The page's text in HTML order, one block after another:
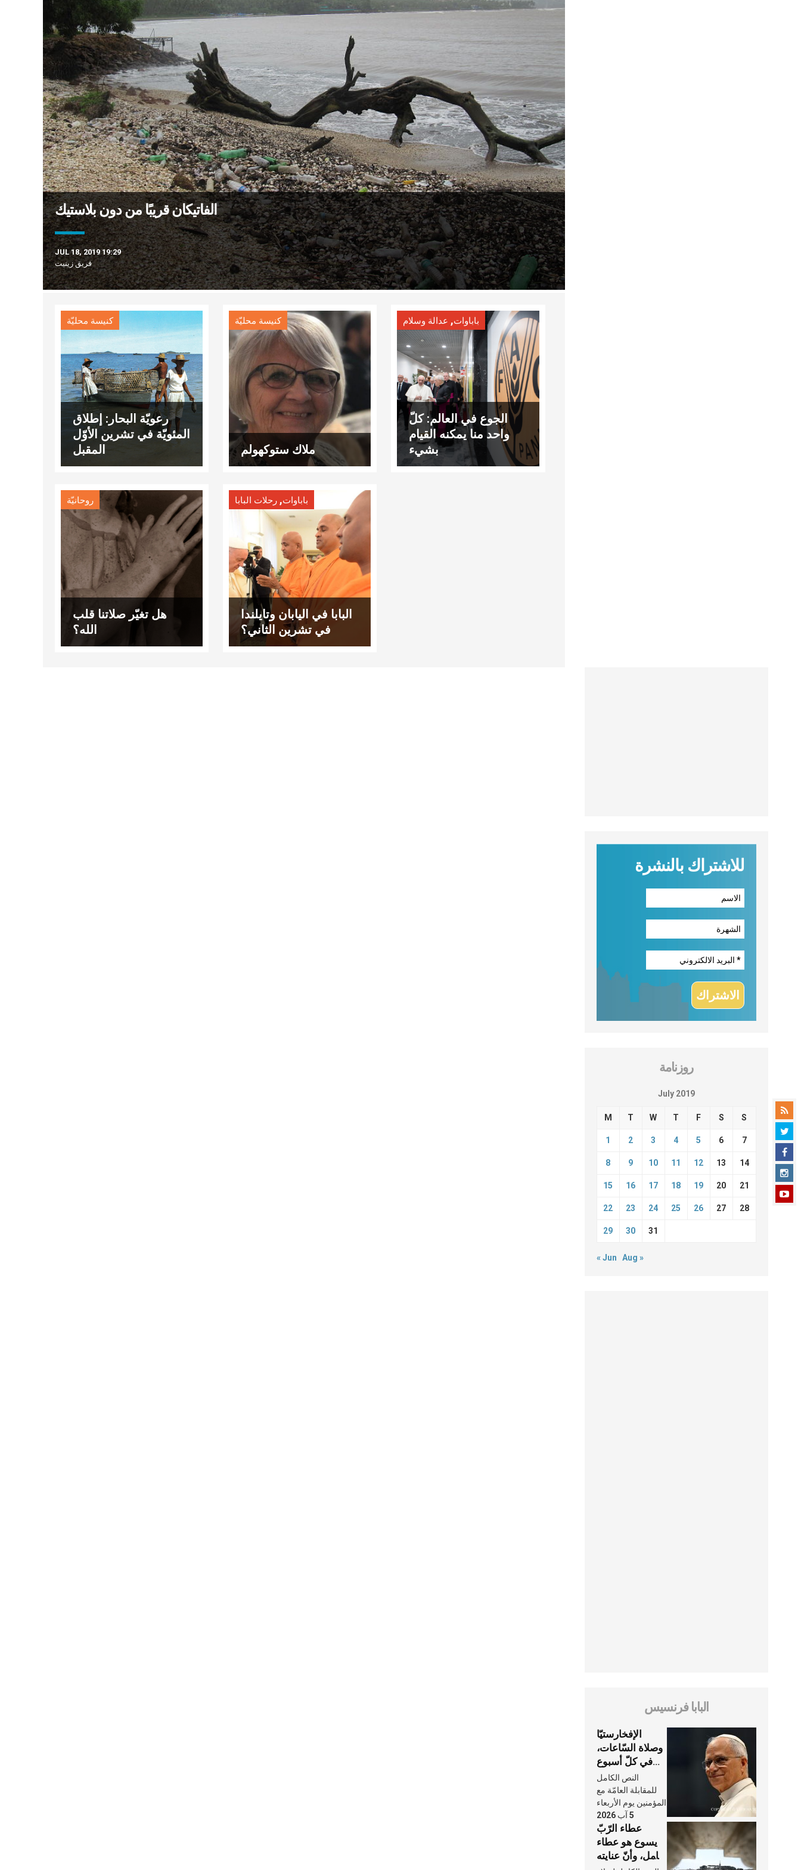
الفاتيكان قريبًا من دون بلاستيك
JUL 18, 2019 19:29
فريق زينيت
كنيسة محليّة
رعويّة البحار: إطلاق
المئويّة في تشرين الأوّل
المقبل
كنيسة محليّة
ملاك ستوكهولم
باباوات, عدالة وسلام
الجوع في العالم: كلّ
واحد منا يمكنه القيام
بشيء
روحانيّة
هل تغيّر صلاتنا قلب
الله؟
باباوات, رحلات البابا
البابا في اليابان وتايلندا
في تشرين الثاني؟
للاشتراك بالنشرة
روزنامة
July 2019
M T W T F S S
1 2 3 4 5 6 7
8 9 10 11 12 13 14
15 16 17 18 19 20 21
22 23 24 25 26 27 28
29 30 31
« Jun Aug »
البابا فرنسيس
الإفخارستيّا
وصلاة السّاعات،
في كلّ أسبوع
وكلّ يوم، هما
النَّفَس في حياة
الكنيسة
النص الكامل
للمقابلة العامّة مع
المؤمنين يوم الأربعاء
5 آب 2026
عطاء الرّبّ
يسوع هو عطاء
شامل، وأنّ عنايته